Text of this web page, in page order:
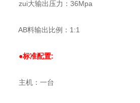
zui大输出压力：36Mpa
AB料输出比例：1:1
●标准配置:
主机：一台